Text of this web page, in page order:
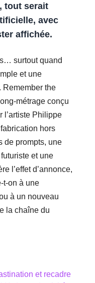
tout serait
avec
affichée.
surtout quand
et une
Remember the
métrage conçu
l’artiste Philippe
hors
de prompts, une
et une
l’effet d’annonce,
t-on à une
à un nouveau
la chaîne du
et recadre